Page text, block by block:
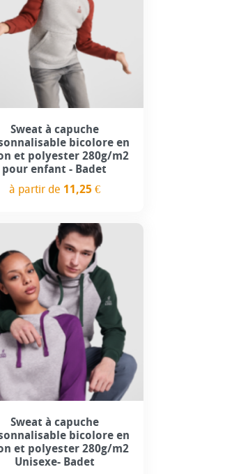
+4
Sweat à capuche
bicolore en
et polyester 280g/m2
pour enfant - Badet
à partir de 11,25 €
+4
Sweat à capuche
bicolore en
et polyester 280g/m2
Unisexe- Badet